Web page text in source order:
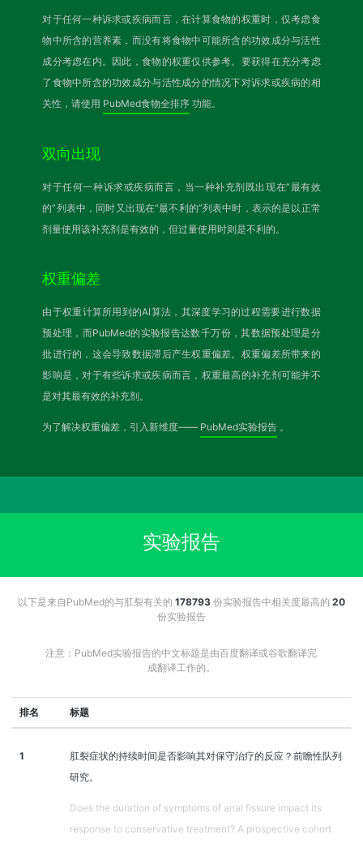
对于任何一种诉求或疾病而言，在计算食物的权重时，仅考虑食
物中所含的营养素，而没有将食物中可能所含的功效成分与活性
成分考虑在内。因此，食物的权重仅供参考。要获得在充分考虑
了食物中所含的功效成分与活性成分的情况下对诉求或疾病的相
关性，请使用 PubMed食物全排序 功能。
双向出现
对于任何一种诉求或疾病而言，当一种补充剂既出现在“最有效
的”列表中，同时又出现在“最不利的”列表中时，表示的是以正常
剂量使用该补充剂是有效的，但过量使用时则是不利的。
权重偏差
由于权重计算所用到的AI算法，其深度学习的过程需要进行数据
预处理，而PubMed的实验报告达数千万份，其数据预处理是分
批进行的，这会导致数据滞后产生权重偏差。权重偏差所带来的
影响是，对于有些诉求或疾病而言，权重最高的补充剂可能并不
是对其最有效的补充剂。
为了解决权重偏差，引入新维度—— PubMed实验报告 。
实验报告
以下是来自PubMed的与肛裂有关的 178793 份实验报告中相关度最高的 20
份实验报告
注意：PubMed实验报告的中文标题是由百度翻译或谷歌翻译完
成翻译工作的。
排名 标题
1
肛裂症状的持续时间是否影响其对保守治疗的反应？前瞻性队列
研究。
Does the duration of symptoms of anal fissure impact its
response to conservative treatment? A prospective cohort